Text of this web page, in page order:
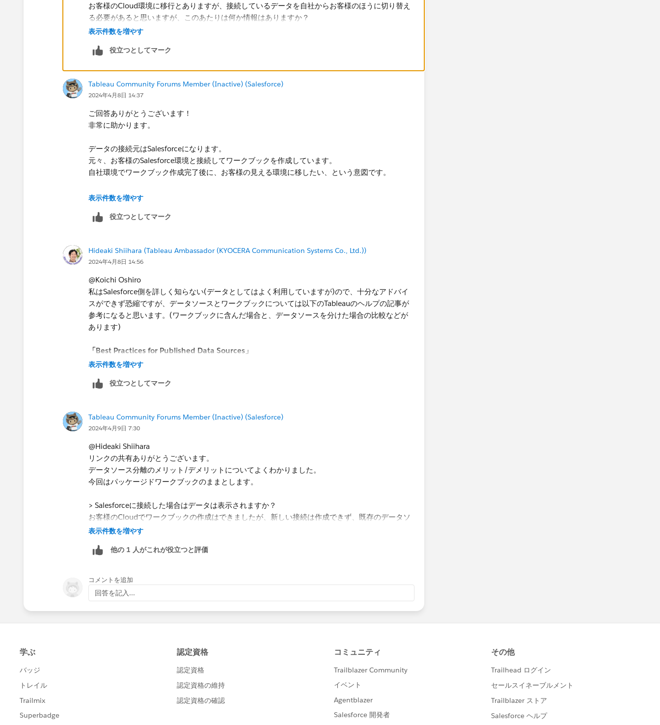
お客様のCloud環境に移行とありますが、接続しているデータを自社からお客様のほうに切り替え
る必要があると思いますが、このあたりは何か情報はありますか？
Excelなど単体のデータでしたら、パッケージドワークブック形式でお客様の環境にパブリッシュ
(まずサンプルスーパーストアのデータなど単純な構成で環境移行ができるかテストしてみると良
表示件数を増やす
役立つとしてマーク
Tableau Community Forums Member (Inactive) (Salesforce)
2024年4月8日 14:37
​ご回答ありがとうございます！
非常に助かります。​
データの接続元は​Salesforceになります。
元々、お客様のSalesforce環境と接続してワークブックを作成しています。
自社環境でワークブック作成完了後に​、お客様の見える環境に移したい、という意図です。
>​Excelなど単体のデータでしたら
のは、具体的に教えていただくことはできますか？
表示件数を増やす
役立つとしてマーク
Hideaki Shiihara (Tableau Ambassador (KYOCERA Communication Systems Co., Ltd.))
2024年4月8日 14:56
@Koichi Oshiro​
私はSalesforce側を詳しく知らない(データとしてはよく利用していますが)ので、十分なアドバイ
スができず恐縮ですが、データソースとワークブックについては以下のTableauのヘルプの記事が
参考になると思います。(ワークブックに含んだ場合と、データソースを分けた場合の比較などが
あります)
「Best Practices for Published Data Sources」
https://help.tableau.com/current/pro/desktop/ja-jp/publish_datasources_about.htm
https://help.tableau.com/current/pro/desktop/en-us/publish_datasources_about.htm
ちなみに細かい確認で恐縮ですが
お客様のTableau Cloud​上から新規でワークブックの作成を起動し、
Salesforceに接続した場合はデータは表示されますか？
​お客様の環境であなたが利用できるユーザー認証情報で表示できるかも気になりました。
もし新規で接続して問題なければ、データソース単体で別で用意したほうが扱いやすいかもしれま
*If you get the best results from this exchange, I would appreciate it if you could choose thebest
answer or upvote.
表示件数を増やす
役立つとしてマーク
Tableau Community Forums Member (Inactive) (Salesforce)
2024年4月9日 7:30
@Hideaki Shiihara​
リンクの共有ありがとうございます。
データソース分離のメリット/デメリットについてよくわかりました。
今回はパッケージドワークブックのままとします。​
> Salesforceに接続した場合はデータは表示されますか？
お客様のCloudでワークブックの作成はできましたが、新しい接続は作成できず、既存のデータソ
ースしか選択できませんでした。
は難しそうですね。。
自社​Cloud環境で作成してお客様環境に置く運用で行こうと思います。
https://help.tableau.com/current/online/ja-jp/to_connect_salesforce.htm
表示件数を増やす
他の 1 人がこれが役立つと評価
コメントを追加
回答を記入...